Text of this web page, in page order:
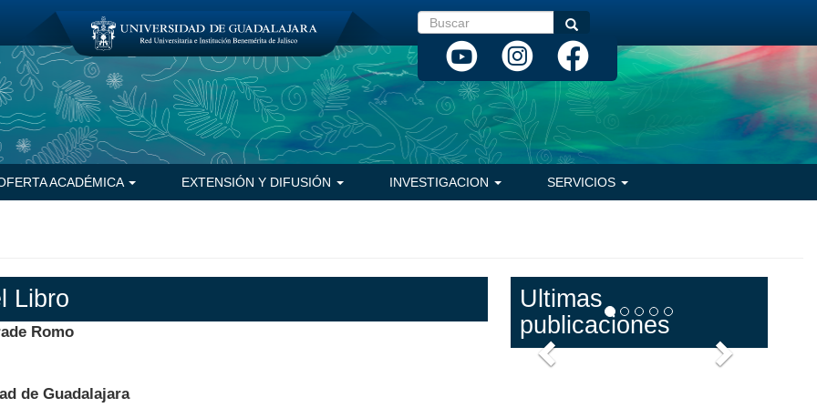
Buscar Buscar
ACADÉMICA EXTENSIÓN Y DIFUSIÓN INVESTIGACION SERVICIOS
Libro
Romo
de Guadalajara
Ultimas
publicaciones
Anterior Siguiente